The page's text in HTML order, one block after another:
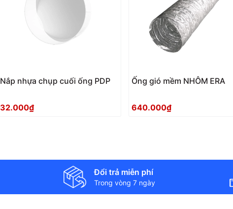
Nắp nhựa chụp cuối ống PDP
32.000₫
Ống gió mềm NHÔM ERA
640.000₫
Đổi trả miễn phí
Trong vòng 7 ngày